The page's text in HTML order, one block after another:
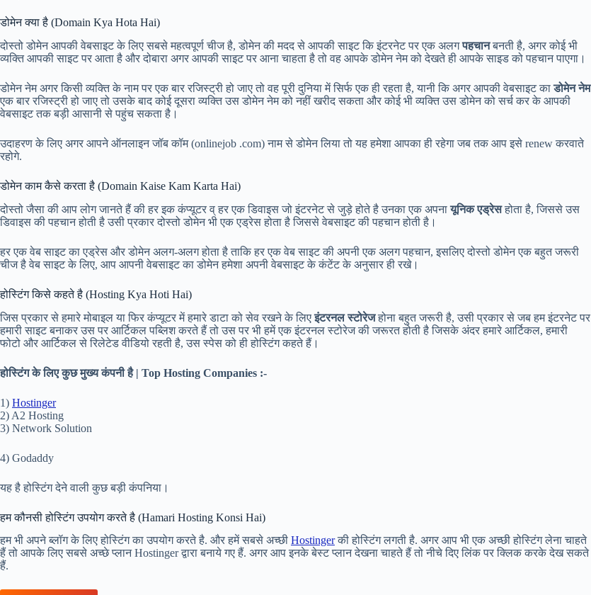
डोमेन क्या है (Domain Kya Hota Hai)
दोस्तो डोमेन आपकी वेबसाइट के लिए सबसे महत्वपूर्ण चीज है, डोमेन की मदद से आपकी साइट कि इंटरनेट पर एक अलगपहचानबनती है, अगर कोई भी
व्यक्ति आपकी साइट पर आता है और दोबारा अगर आपकी साइट पर आना चाहता है तो वह आपके डोमेन नेम को देखते ही आपके साइड को पहचान पाएगा।
डोमेन नेम अगर किसी व्यक्ति के नाम पर एक बार रजिस्ट्री हो जाए तो वह पूरी दुनिया में सिर्फ एक ही रहता है, यानी कि अगर आपकी वेबसाइट काडोमेन नेम
एक बार रजिस्ट्री हो जाए तो उसके बाद कोई दूसरा व्यक्ति उस डोमेन नेम को नहीं खरीद सकता और कोई भी व्यक्ति उस डोमेन को सर्च कर के आपकी
वेबसाइट तक बड़ी आसानी से पहुंच सकता है।
उदाहरण के लिए अगर आपने ऑनलाइन जॉब कॉम (onlinejob .com) नाम से डोमेन लिया तो यह हमेशा आपका ही रहेगा जब तक आप इसे renew करवाते
रहोगे.
डोमेन काम कैसे करता है (Domain Kaise Kam Karta Hai)
दोस्तो जैसा की आप लोग जानते हैं की हर इक कंप्यूटर व् हर एक डिवाइस जो इंटरनेट से जुड़े होते है उनका एक अपनायूनिक एड्रेसहोता है, जिससे उस
डिवाइस की पहचान होती है उसी प्रकार दोस्तो डोमेन भी एक एड्रेस होता है जिससे वेबसाइट की पहचान होती है।
हर एक वेब साइट का एड्रेस और डोमेन अलग-अलग होता है ताकि हर एक वेब साइट की अपनी एक अलग पहचान, इसलिए दोस्तो डोमेन एक बहुत जरूरी
चीज है वेब साइट के लिए, आप आपनी वेबसाइट का डोमेन हमेशा अपनी वेबसाइट के कंटेंट के अनुसार ही रखे।
होस्टिंग किसे कहते है (Hosting Kya Hoti Hai)
जिस प्रकार से हमारे मोबाइल या फिर कंप्यूटर में हमारे डाटा को सेव रखने के लिएइंटरनल स्टोरेजहोना बहुत जरूरी है, उसी प्रकार से जब हम इंटरनेट पर
हमारी साइट बनाकर उस पर आर्टिकल पब्लिश करते हैं तो उस पर भी हमें एक इंटरनल स्टोरेज की जरूरत होती है जिसके अंदर हमारे आर्टिकल, हमारी
फोटो और आर्टिकल से रिलेटेड वीडियो रहती है, उस स्पेस को ही होस्टिंग कहते हैं।
होस्टिंग के लिए कुछ मुख्य कंपनी है | Top Hosting Companies :-
1) Hostinger
2) A2 Hosting
3) Network Solution
4) Godaddy
यह है होस्टिंग देने वाली कुछ बड़ी कंपनिया।
हम कौनसी होस्टिंग उपयोग करते है (Hamari Hosting Konsi Hai)
हम भी अपने ब्लॉग के लिए होस्टिंग का उपयोग करते है. और हमें सबसे अच्छी Hostingerकी होस्टिंग लगती है. अगर आप भी एक अच्छी होस्टिंग लेना चाहते
हैं तो आपके लिए सबसे अच्छे प्लान Hostinger द्वारा बनाये गए हैं. अगर आप इनके बेस्ट प्लान देखना चाहते हैं तो नीचे दिए लिंक पर क्लिक करके देख सकते
हैं.